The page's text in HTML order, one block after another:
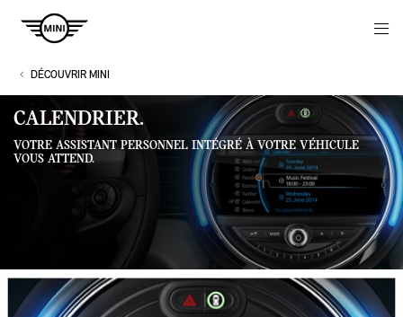
DÉCOUVRIR MINI
CALENDRIER.
VOTRE ASSISTANT PERSONNEL INTÉGRÉ À VOTRE VÉHICULE
VOUS ATTEND.